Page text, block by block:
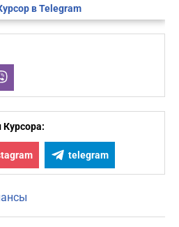
в Telegram
Курсора:
telegram